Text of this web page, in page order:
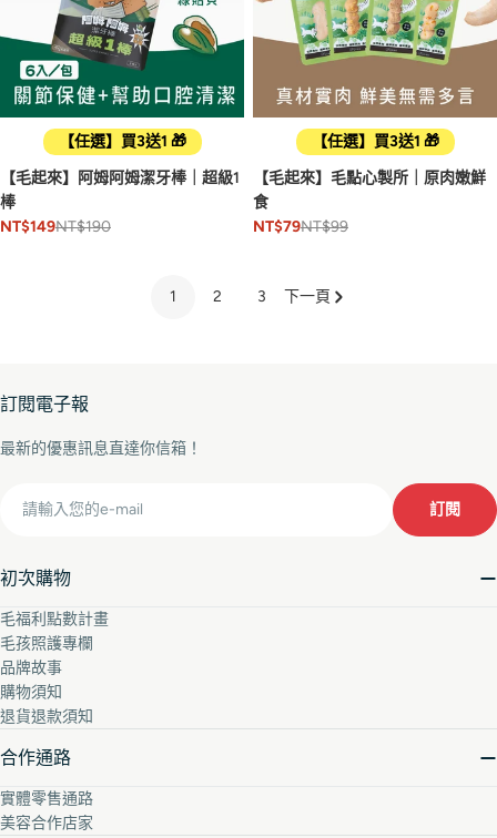
【任選】買3送1 🎁
【毛起來】阿姆阿姆潔牙棒｜超級1
棒
NT$149NT$190
【任選】買3送1 🎁
【毛起來】毛點心製所｜原肉嫩鮮
食
NT$79NT$99
1 2 3 下一頁
初次購物
毛福利點數計畫
毛孩照護專欄
品牌故事
購物須知
退貨退款須知
合作通路
實體零售通路
美容合作店家
訂閱電子報
最新的優惠訊息直達你信箱！
訂閱